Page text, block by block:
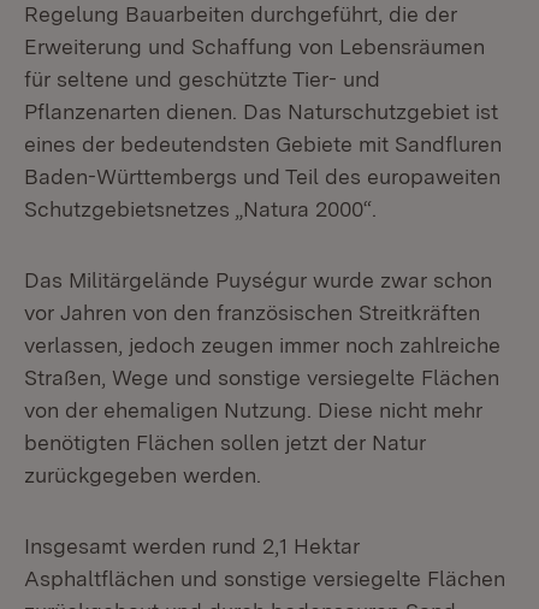
Regelung Bauarbeiten durchgeführt, die der
Erweiterung und Schaffung von Lebensräumen
für seltene und geschützte Tier- und
Pflanzenarten dienen. Das Naturschutzgebiet ist
eines der bedeutendsten Gebiete mit Sandfluren
Baden-Württembergs und Teil des europaweiten
Schutzgebietsnetzes „Natura 2000“.
Das Militärgelände Puységur wurde zwar schon
vor Jahren von den französischen Streitkräften
verlassen, jedoch zeugen immer noch zahlreiche
Straßen, Wege und sonstige versiegelte Flächen
von der ehemaligen Nutzung. Diese nicht mehr
benötigten Flächen sollen jetzt der Natur
zurückgegeben werden.
Insgesamt werden rund 2,1 Hektar
Asphaltflächen und sonstige versiegelte Flächen